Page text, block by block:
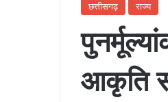
छत्तीसगढ़ राज्य
आकृति